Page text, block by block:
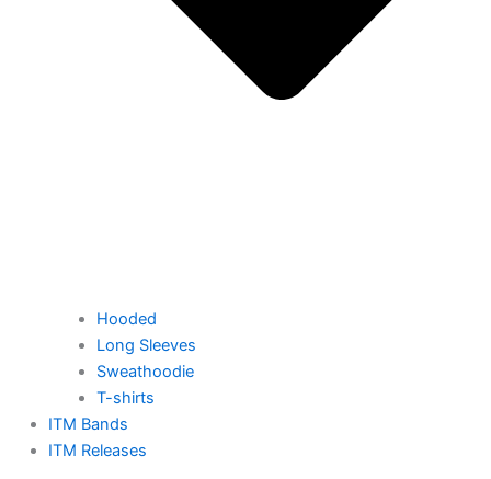
Hooded
Long Sleeves
Sweathoodie
T-shirts
ITM Bands
ITM Releases